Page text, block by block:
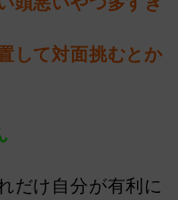
して対面挑むとか
だけ自分が有利に